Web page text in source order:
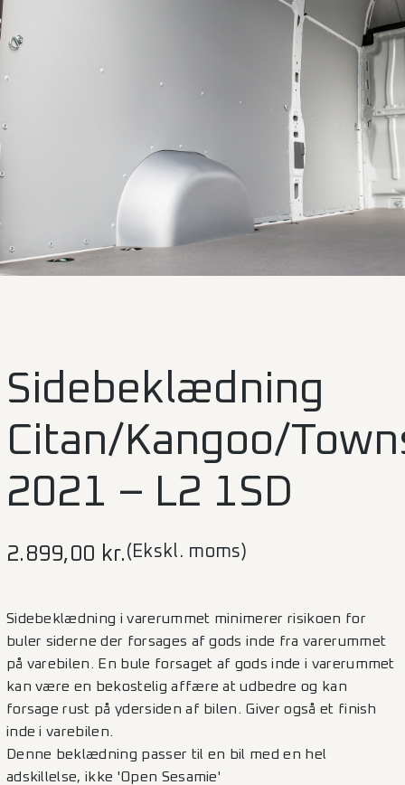
Sidebeklædning
Citan/Kangoo/
2021 – L2 1SD
2.899,00 kr. (Ekskl. moms)
Sidebeklædning i varerummet minimerer risikoen for
buler siderne der forsages af gods inde fra varerummet
på varebilen. En bule forsaget af gods inde i varerummet
kan være en bekostelig affære at udbedre og kan
forsage rust på ydersiden af bilen. Giver også et finish
inde i varebilen.
Denne beklædning passer til en bil med en hel
adskillelse, ikke 'Open Sesamie'